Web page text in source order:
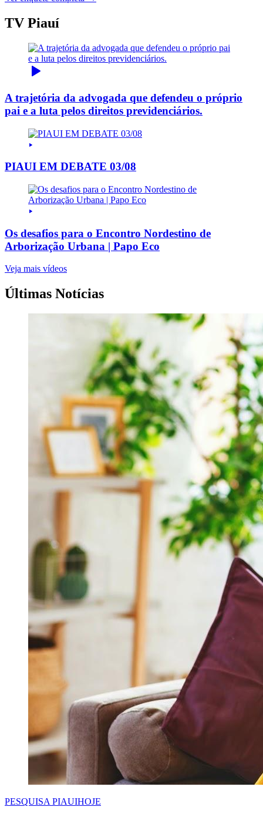
TV Piauí
A trajetória da advogada que defendeu o próprio
pai e a luta pelos direitos previdenciários.
PIAUI EM DEBATE 03/08
Os desafios para o Encontro Nordestino de
Arborização Urbana | Papo Eco
Veja mais vídeos
Últimas Notícias
PESQUISA PIAUIHOJE